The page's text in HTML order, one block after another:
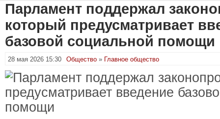
Парламент поддержал
который предусматривает
базовой социальной помощи
28 мая 2026 15:30 Общество » Главное общество